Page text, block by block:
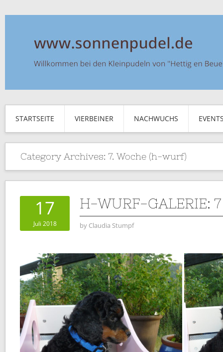
STARTSEITE VIERBEINER NACHWUCHS
Category Archives: 7. Woche (h-wurf)
17
Juli 2018
H-WURF-GALERIE:
by Claudia Stumpf